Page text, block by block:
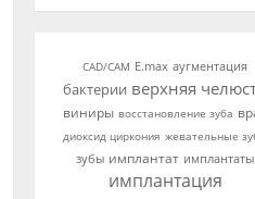
CAD/CAM E.max аугментация
бактерии верхняя
виниры восстановление зуба
диоксид циркония жевательные
зубы имплантат имплантаты
имплантация